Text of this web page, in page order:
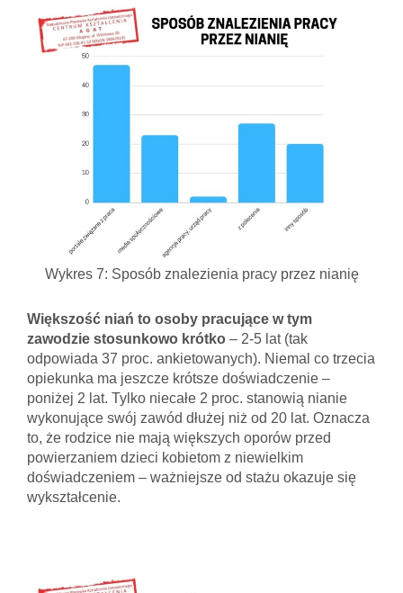
Wykres 7: Sposób znalezienia pracy przez nianię
Większość niań to osoby pracujące w tym
zawodzie stosunkowo krótko – 2-5 lat (tak
odpowiada 37 proc. ankietowanych). Niemal co trzecia
opiekunka ma jeszcze krótsze doświadczenie –
poniżej 2 lat. Tylko niecałe 2 proc. stanowią nianie
wykonujące swój zawód dłużej niż od 20 lat. Oznacza
to, że rodzice nie mają większych oporów przed
powierzaniem dzieci kobietom z niewielkim
doświadczeniem – ważniejsze od stażu okazuje się
wykształcenie.